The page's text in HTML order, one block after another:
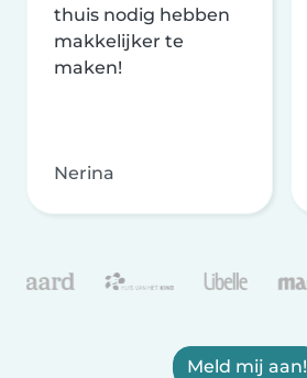
thuis nodig hebben
makkelijker te
maken!
Nerina
Meld mij aan!